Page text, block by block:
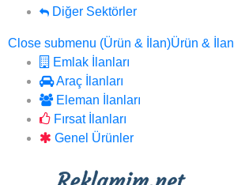
Diğer Sektörler
Close submenu (Ürün & İlan)Ürün & İlan
Emlak İlanları
Araç İlanları
Eleman İlanları
Fırsat İlanları
Genel Ürünler